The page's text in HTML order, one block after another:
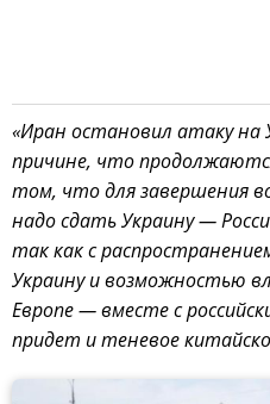
«Иран остановил атаку на
причине, что
том, что для завершения
надо сдать Украину —
так как с
Украину и возможностью
Европе — вместе с
придет и теневое